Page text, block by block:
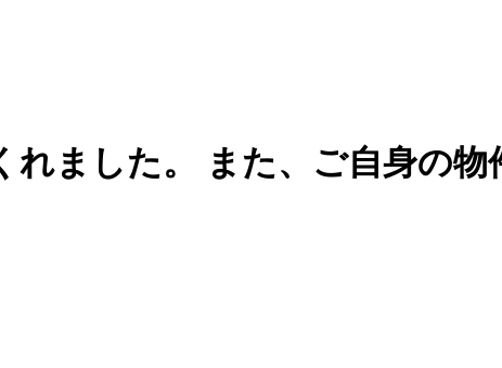
れました。 また、ご自身の